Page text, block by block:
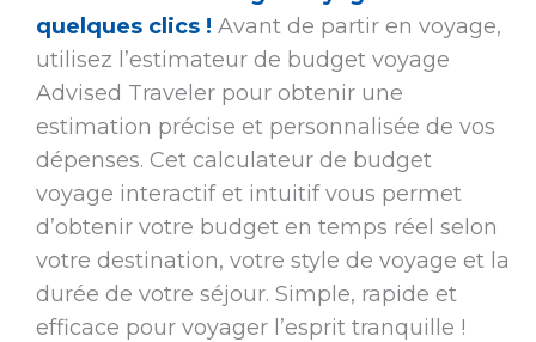
quelques clics ! Avant de partir en voyage,
utilisez l’estimateur de budget voyage
Advised Traveler pour obtenir une
estimation précise et personnalisée de vos
dépenses. Cet calculateur de budget
voyage interactif et intuitif vous permet
d’obtenir votre budget en temps réel selon
votre destination, votre style de voyage et la
durée de votre séjour. Simple, rapide et
efficace pour voyager l’esprit tranquille !